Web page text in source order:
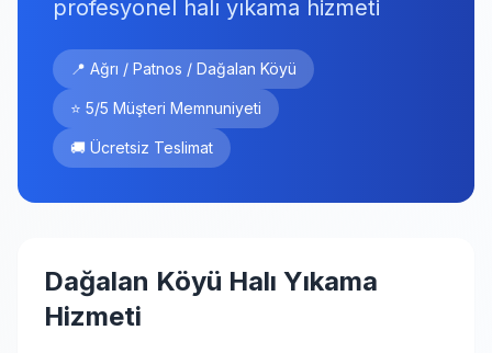
profesyonel halı yıkama hizmeti
📍 Ağrı / Patnos / Dağalan Köyü
⭐ 5/5 Müşteri Memnuniyeti
🚚 Ücretsiz Teslimat
Dağalan Köyü Halı Yıkama
Hizmeti